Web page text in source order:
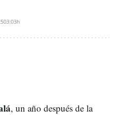
03:03h
, un año después de la